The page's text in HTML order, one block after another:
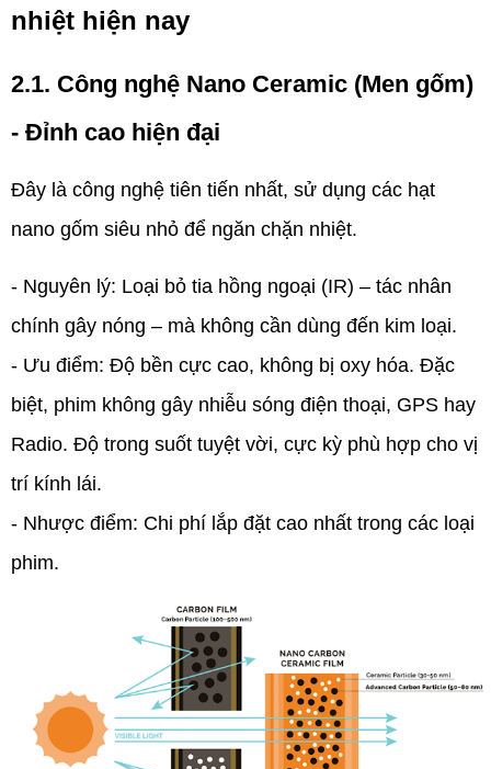
nhiệt hiện nay
2.1. Công nghệ Nano Ceramic (Men gốm)
- Đỉnh cao hiện đại
Đây là công nghệ tiên tiến nhất, sử dụng các hạt
nano gốm siêu nhỏ để ngăn chặn nhiệt.
- Nguyên lý: Loại bỏ tia hồng ngoại (IR) – tác nhân
chính gây nóng – mà không cần dùng đến kim loại.
- Ưu điểm: Độ bền cực cao, không bị oxy hóa. Đặc
biệt, phim không gây nhiễu sóng điện thoại, GPS hay
Radio. Độ trong suốt tuyệt vời, cực kỳ phù hợp cho vị
trí kính lái.
- Nhược điểm: Chi phí lắp đặt cao nhất trong các loại
phim.